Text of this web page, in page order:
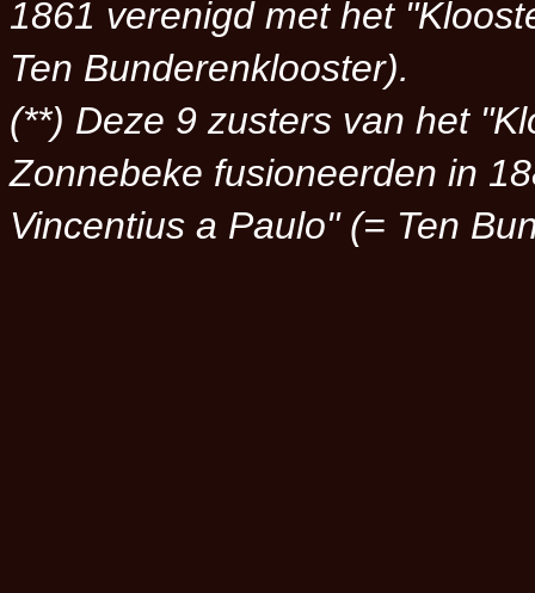
1861 verenigd met het "
Ten Bunderenklooster).
(**) Deze 9 zusters van het "
Zonnebeke fusioneerden in
Vincentius a Paulo" (= Ten